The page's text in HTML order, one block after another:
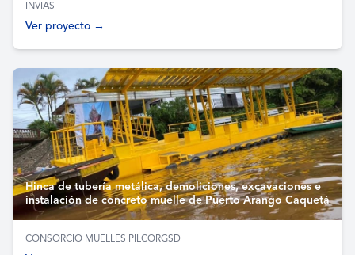
INVIAS
Ver proyecto →
Hinca de tubería metálica, demoliciones, excavaciones e
instalación de concreto muelle de Puerto Arango Caquetá
CONSORCIO MUELLES PILCORGSD